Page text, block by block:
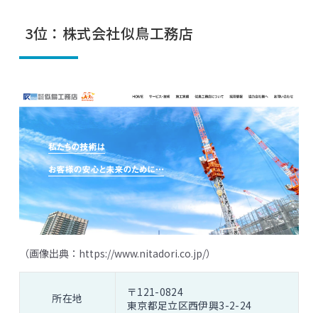
3位：株式会社似鳥工務店
（画像出典： https://www.nitadori.co.jp/）
所在地
〒121-0824
東京都足立区西伊興3-2-24